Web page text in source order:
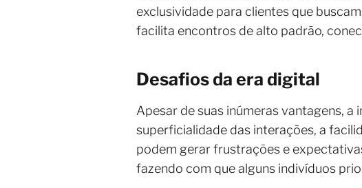
exclusividade para clientes que
facilita encontros de alto padrão,
Desafios da era digital
Apesar de suas inúmeras vantagens,
superficialidade das interações, a
podem gerar frustrações e
fazendo com que alguns indivíduos